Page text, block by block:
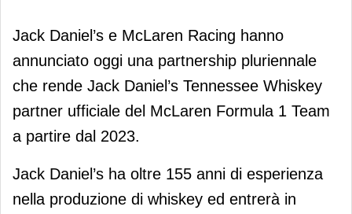
Jack Daniel’s e McLaren Racing
annunciano una nuova partnership
Jack Daniel’s e McLaren Racing hanno
annunciato oggi una partnership pluriennale
che rende Jack Daniel’s Tennessee Whiskey
partner ufficiale del McLaren Formula 1 Team
a partire dal 2023.
Jack Daniel’s ha oltre 155 anni di esperienza
nella produzione di whiskey ed entrerà in